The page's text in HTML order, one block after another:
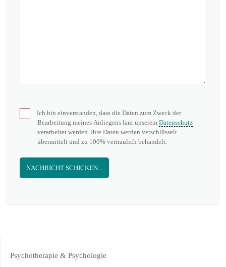
Ich bin einverstanden, dass die Daten zum Zweck der
Bearbeitung meines Anliegens laut unserem Datenschutz
verarbeitet werden. Ihre Daten werden verschlüsselt
übermittelt und zu 100% vertraulich behandelt.
NACHRICHT SCHICKEN...
Psychotherapie & Psychologie